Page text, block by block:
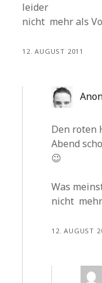
leider
nicht mehr als
12. AUGUST 2011
Den roten
Abend
😉
Was
nicht mehr
12. AUGUST